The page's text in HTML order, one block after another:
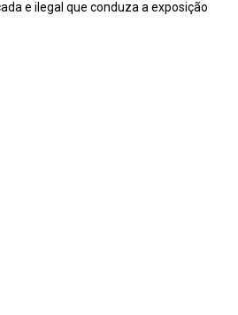
e ilegal que conduza a exposição